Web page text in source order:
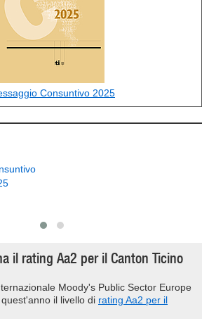
Consuntivo 2025
il rating Aa2 per il Canton Ticino
Moody's Public Sector Europe
il livello di rating Aa2 per il